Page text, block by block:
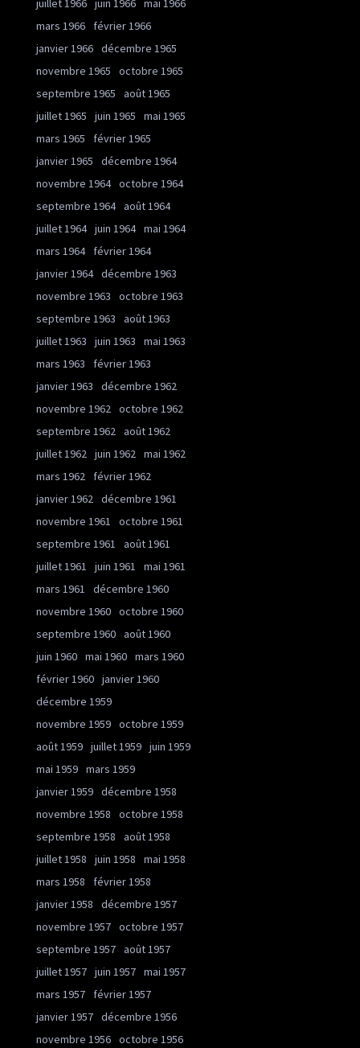
juillet 1966 juin 1966 mai 1966
mars 1966
février 1966
janvier 1966 décembre 1965
novembre 1965
octobre 1965
septembre 1965
août 1965
juillet 1965
juin 1965
mai 1965
mars 1965
février 1965
janvier 1965
décembre 1964
novembre 1964 octobre 1964
septembre 1964 août 1964
juillet 1964 juin 1964 mai 1964
mars 1964
février 1964
janvier 1964 décembre 1963
novembre 1963
octobre 1963
septembre 1963
août 1963
juillet 1963
juin 1963
mai 1963
mars 1963
février 1963
janvier 1963
décembre 1962
novembre 1962 octobre 1962
septembre 1962 août 1962
juillet 1962 juin 1962 mai 1962
mars 1962
février 1962
janvier 1962 décembre 1961
novembre 1961
octobre 1961
septembre 1961
août 1961
juillet 1961
juin 1961
mai 1961
mars 1961
décembre 1960
novembre 1960 octobre 1960
septembre 1960 août 1960
juin 1960 mai 1960 mars 1960
février 1960 janvier 1960
décembre 1959
novembre 1959 octobre 1959
août 1959 juillet 1959 juin 1959
mai 1959 mars 1959
janvier 1959 décembre 1958
novembre 1958
octobre 1958
septembre 1958
août 1958
juillet 1958
juin 1958
mai 1958
mars 1958
février 1958
janvier 1958
décembre 1957
novembre 1957 octobre 1957
septembre 1957 août 1957
juillet 1957 juin 1957 mai 1957
mars 1957
février 1957
janvier 1957 décembre 1956
novembre 1956 octobre 1956